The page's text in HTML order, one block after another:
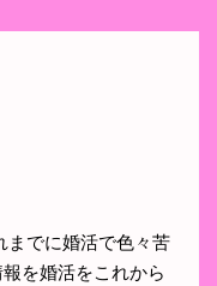
でに婚活で色々苦
を婚活をこれから